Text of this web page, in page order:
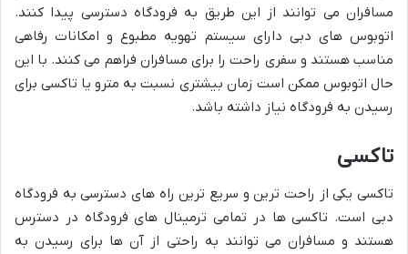
مسافران می توانند از این طریق به فرودگاه دسترسی پیدا کنند.
اتوبوس های دبی دارای سیستم تهویه مطبوع و امکانات رفاهی
مناسب هستند و سفری راحت را برای مسافران فراهم می کنند. با این
حال اتوبوس ممکن است زمان بیشتری نسبت به مترو یا تاکسی برای
رسیدن به فرودگاه نیاز داشته باشد.
تاکسی
تاکسی یکی از راحت ترین و سریع ترین راه های دسترسی به فرودگاه
دبی است. تاکسی ها در تمامی ترمینال های فرودگاه در دسترس
هستند و مسافران می توانند به راحتی از آن ها برای رسیدن به